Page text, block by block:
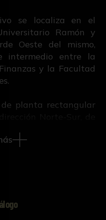
se localiza en el
Ramón y
Oeste del mismo,
intermedio entre la
y la Facultad
planta rectangular
determinada por
y vestuarios en la
fachada oriental del